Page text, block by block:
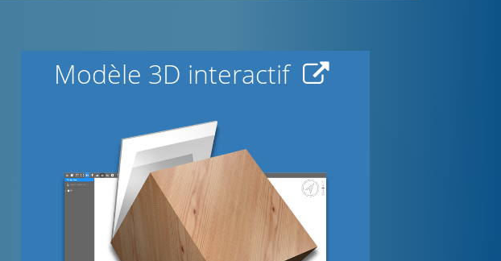
Modèle 3D interactif